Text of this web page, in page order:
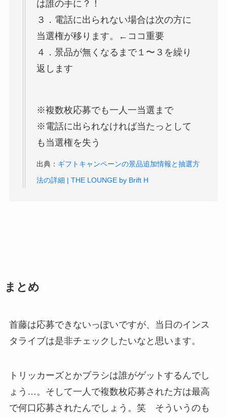
は誰の手に？！
３．電話に出られない場合は次の方に
当選権が移ります。←ココ重要
４．景品が無くなるまで１〜３を繰り
返します
※複数枚応募でも一人一当選まで
※電話に出られなければ当たっとして
も当選権を失う
出典： ギフトキャンペーンの景品追加情報と抽選方
法の詳細 | THE LOUNGE by Brift H
まとめ
首藤は応募できないっぽいですが、当日のインス
タライブは是非チェックしたいなと思います。
トリッカーズとかブラシは誰がゲットするんでし
ょう…。そして一人で複数枚応募された方は最高
で何口応募されたんでしょう。笑 そういうのも